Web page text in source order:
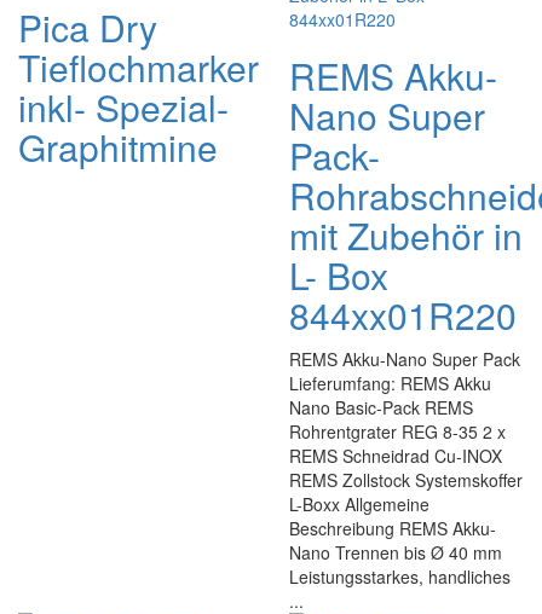
Pica Dry
Tieflochmarker
inkl- Spezial-
Graphitmine
REMS Akku-
Nano Super
Pack-
mit Zubehör in
L- Box
844xx01R220
REMS Akku-Nano Super Pack
Lieferumfang: REMS Akku
Nano Basic-Pack REMS
Rohrentgrater REG 8-35 2 x
REMS Schneidrad Cu-INOX
REMS Zollstock Systemskoffer
L-Boxx Allgemeine
Beschreibung REMS Akku-
Nano Trennen bis Ø 40 mm
Leistungsstarkes, handliches
...